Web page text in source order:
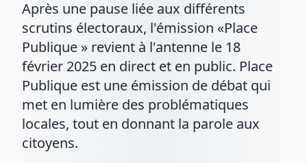
Après une pause liée aux différents
scrutins électoraux, l'émission «Place
Publique » revient à l'antenne le 18
février 2025 en direct et en public. Place
Publique est une émission de débat qui
met en lumière des problématiques
locales, tout en donnant la parole aux
citoyens.